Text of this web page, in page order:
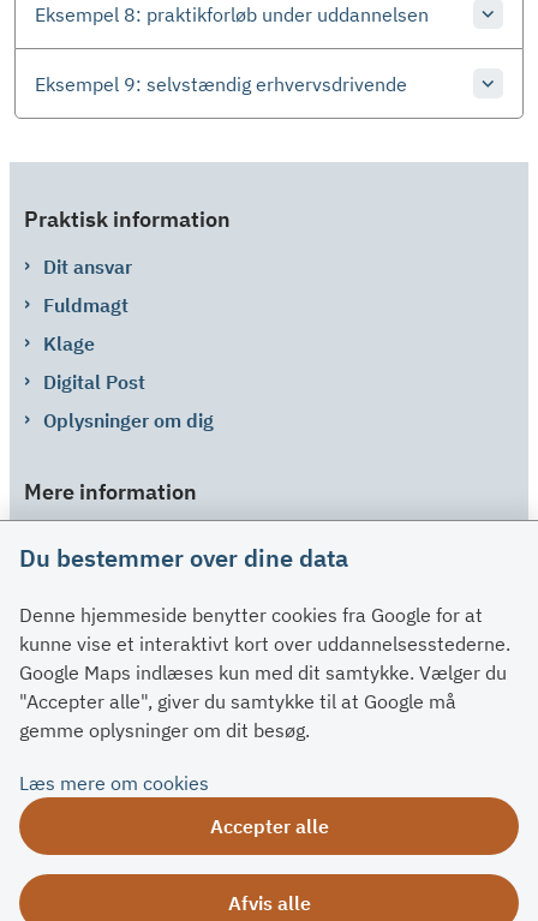
Eksempel 8: praktikforløb under uddannelsen
Eksempel 9: selvstændig erhvervsdrivende
Praktisk information
Dit ansvar
Fuldmagt
Klage
Digital Post
Oplysninger om dig
Mere information
Spørgsmål og svar
Kontakt
Paragraffer
Om su.dk
Du bestemmer over dine data
Denne hjemmeside benytter cookies fra Google for at
kunne vise et interaktivt kort over uddannelsesstederne.
Google Maps indlæses kun med dit samtykke. Vælger du
"Accepter alle", giver du samtykke til at Google må
gemme oplysninger om dit besøg.
Læs mere om cookies
Accepter alle
Afvis alle